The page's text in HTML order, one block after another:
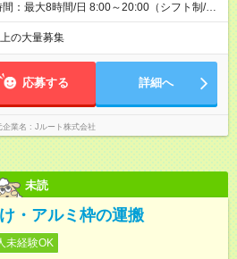
：最大8時間/日 8:00～20:00（シフト制/実
務（場所次第では週4も有り） ※配達状況に
務可能性有り ※案件により多少の前後あり
の大量募集
応募する 詳細へ
企業名 Jルート株式会社
未読
・アルミ枠の運搬
未経験OK